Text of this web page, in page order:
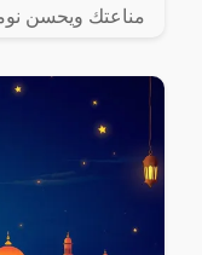
مناعتك ويحسن